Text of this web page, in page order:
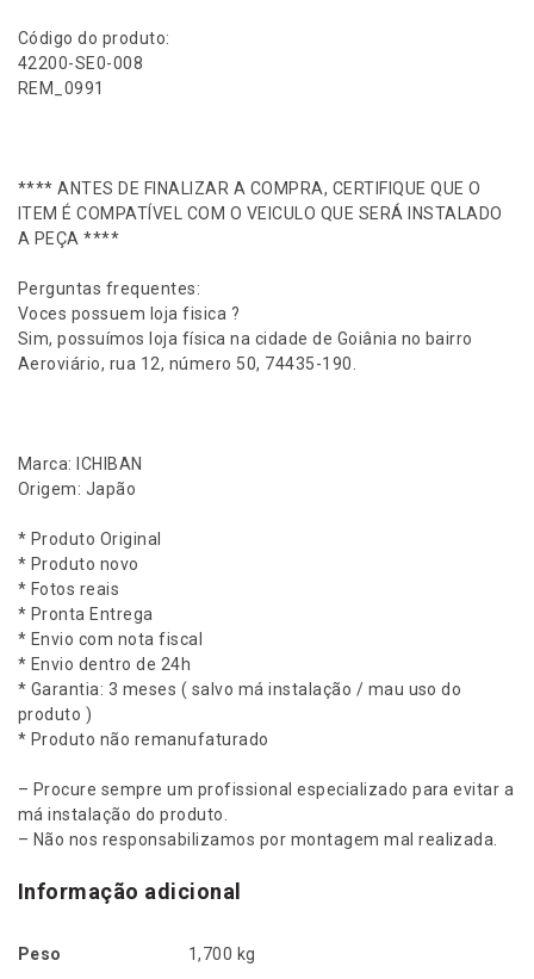
o
n
v
i
c
n
o
2
0
2
0
5
(
c
o
m
r
o
l
a
e
n
t
)
2
Código do produto:
42200-SE0-008
REM_0991
**** ANTES DE FINALIZAR A COMPRA, CERTIFIQUE QUE O
ITEM É COMPATÍVEL COM O VEICULO QUE SERÁ INSTALADO
A PEÇA ****
Perguntas frequentes:
Voces possuem loja fisica ?
Sim, possuímos loja física na cidade de Goiânia no bairro
Aeroviário, rua 12, número 50, 74435-190.
Marca: ICHIBAN
Origem: Japão
* Produto Original
* Produto novo
* Fotos reais
* Pronta Entrega
* Envio com nota fiscal
* Envio dentro de 24h
* Garantia: 3 meses ( salvo má instalação / mau uso do
produto )
* Produto não remanufaturado
– Procure sempre um profissional especializado para evitar a
má instalação do produto.
– Não nos responsabilizamos por montagem mal realizada.
Informação adicional
Peso 1,700 kg